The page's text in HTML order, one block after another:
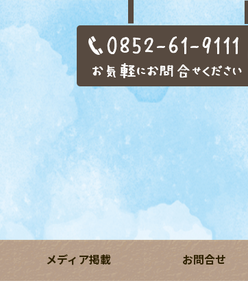
メディア掲載 お問合せ